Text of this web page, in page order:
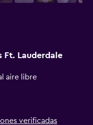
Ft. Lauderdale
aire libre
verificadas